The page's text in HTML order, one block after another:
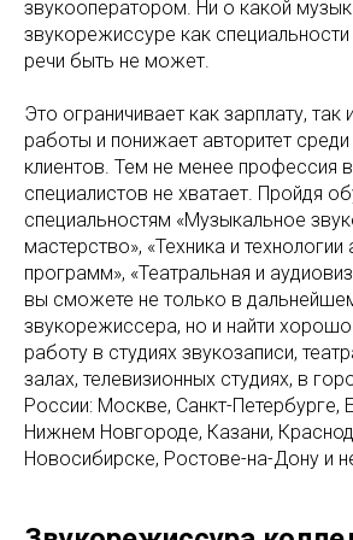
звукооператором. Ни о какой
звукорежиссуре как
речи быть не может.
Это ограничивает как зарплату,
работы и понижает авторитет среди
клиентов. Тем не менее профессия
специалистов не хватает. Пройдя
специальностям «Музыкальное
мастерство», «Техника и
программ», «Театральная и
вы сможете не только в
звукорежиссера, но и найти
работу в студиях звукозаписи,
залах, телевизионных студиях, в
России: Москве, Санкт-Петербурге,
Нижнем Новгороде, Казани,
Новосибирске, Ростове-на-Дону и